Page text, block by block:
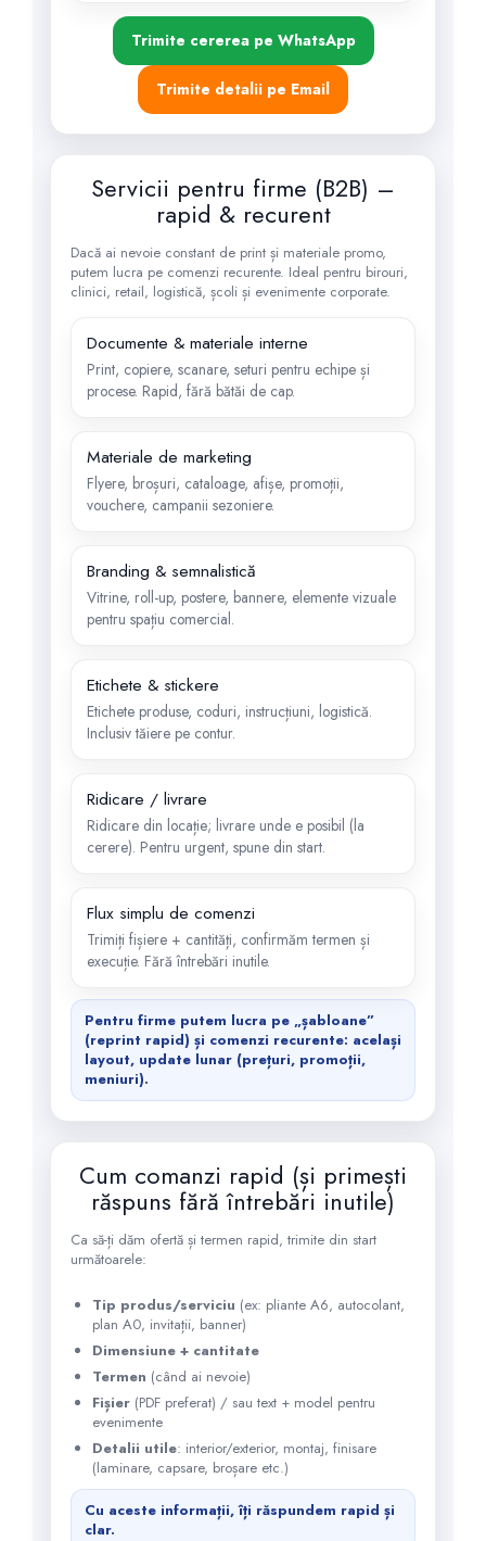
Trimite cererea pe WhatsApp
Trimite detalii pe Email
Servicii pentru firme (B2B) –
rapid & recurent
Dacă ai nevoie constant de print și materiale promo,
putem lucra pe comenzi recurente. Ideal pentru birouri,
clinici, retail, logistică, școli și evenimente corporate.
Documente & materiale interne
Print, copiere, scanare, seturi pentru echipe și
procese. Rapid, fără bătăi de cap.
Materiale de marketing
Flyere, broșuri, cataloage, afișe, promoții,
vouchere, campanii sezoniere.
Branding & semnalistică
Vitrine, roll-up, postere, bannere, elemente vizuale
pentru spațiu comercial.
Etichete & stickere
Etichete produse, coduri, instrucțiuni, logistică.
Inclusiv tăiere pe contur.
Ridicare / livrare
Ridicare din locație; livrare unde e posibil (la
cerere). Pentru urgent, spune din start.
Flux simplu de comenzi
Trimiți fișiere + cantități, confirmăm termen și
execuție. Fără întrebări inutile.
Pentru firme putem lucra pe „șabloane”
(reprint rapid) și comenzi recurente: același
layout, update lunar (prețuri, promoții,
meniuri).
Cum comanzi rapid (și primești
răspuns fără întrebări inutile)
Ca să-ți dăm ofertă și termen rapid, trimite din start
următoarele:
Tip produs/serviciu (ex: pliante A6, autocolant,
plan A0, invitații, banner)
Dimensiune + cantitate
Termen (când ai nevoie)
Fișier (PDF preferat) / sau text + model pentru
evenimente
Detalii utile: interior/exterior, montaj, finisare
(laminare, capsare, broșare etc.)
Cu aceste informații, îți răspundem rapid și
clar.